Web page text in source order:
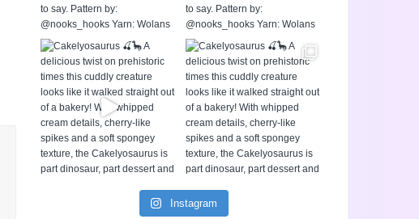
Instagram